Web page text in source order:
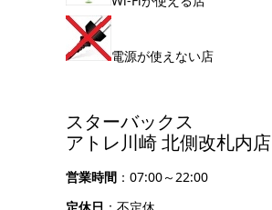
電源が使えない店
スターバックス
アトレ川崎 北側改札内店
営業時間 ：07:00～22:00
定休日 ：不定休